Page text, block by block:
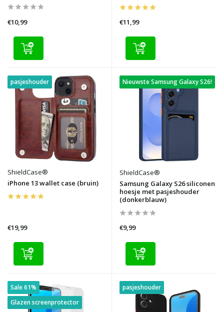
€10,99 €11,99
pasjeshouder
ShieldCase®
iPhone 13 wallet case (bruin)
€19,99
Nieuwste Samsung Galaxy S26!
ShieldCase®
Samsung Galaxy S26 siliconen
hoesje met pasjeshouder
(donkerblauw)
€9,99
Sale 61%
Glazen screenprotector
pasjeshouder